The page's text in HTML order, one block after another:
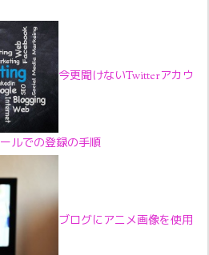
今更聞けないTwitterアカウ
ルでの登録の手順
ブログにアニメ画像を使用